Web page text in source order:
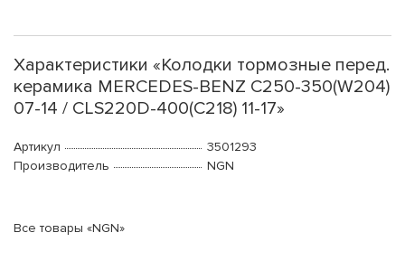
Характеристики «Колодки тормозные перед.
керамика MERCEDES-BENZ C250-350(W204)
07-14 / CLS220D-400(C218) 11-17»
Артикул
3501293
Производитель
NGN
Все товары «NGN»